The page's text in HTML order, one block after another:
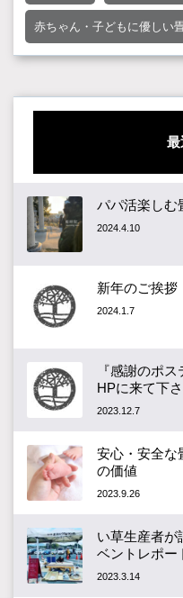
赤ちゃん・子どもに優しい
パパ活楽しむ
2024.4.10
新年のご挨
2024.1.7
『感謝のポ
HPに来て下
2023.12.7
安心・安全な
の価値
2023.9.26
い草生産者が
ベントレポー
2023.3.14